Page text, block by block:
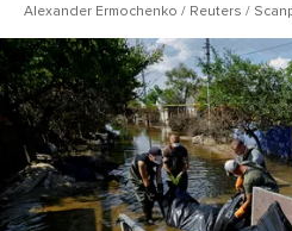
Alexander Ermochenko / Reuters /